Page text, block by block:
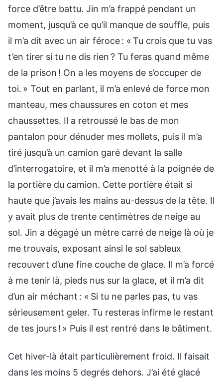
force d’être battu. Jin m’a frappé pendant un
moment, jusqu’à ce qu’il manque de souffle, puis
il m’a dit avec un air féroce : « Tu crois que tu vas
t’en tirer si tu ne dis rien ? Tu feras quand même
de la prison ! On a les moyens de s’occuper de
toi. » Tout en parlant, il m’a enlevé de force mon
manteau, mes chaussures en coton et mes
chaussettes. Il a retroussé le bas de mon
pantalon pour dénuder mes mollets, puis il m’a
tiré jusqu’à un camion garé devant la salle
d’interrogatoire, et il m’a menotté à la poignée de
la portière du camion. Cette portière était si
haute que j’avais les mains au-dessus de la tête. Il
y avait plus de trente centimètres de neige au
sol. Jin a dégagé un mètre carré de neige là où je
me trouvais, exposant ainsi le sol sableux
recouvert d’une fine couche de glace. Il m’a forcé
à me tenir là, pieds nus sur la glace, et il m’a dit
d’un air méchant : « Si tu ne parles pas, tu vas
sérieusement geler. Tu resteras infirme le restant
de tes jours ! » Puis il est rentré dans le bâtiment.
Cet hiver-là était particulièrement froid. Il faisait
dans les moins 5 degrés dehors. J’ai été glacé